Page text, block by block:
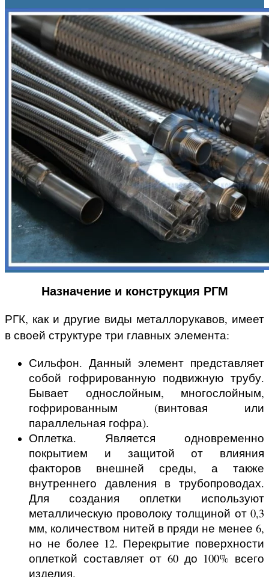
Назначение и конструкция РГМ
РГК, как и другие виды металлорукавов, имеет
в своей структуре три главных элемента:
Сильфон. Данный элемент представляет
собой гофрированную подвижную трубу.
Бывает однослойным, многослойным,
гофрированным (винтовая или
параллельная гофра).
Оплетка. Является одновременно
покрытием и защитой от влияния
факторов внешней среды, а также
внутреннего давления в трубопроводах.
Для создания оплетки используют
металлическую проволоку толщиной от 0,3
мм, количеством нитей в пряди не менее 6,
но не более 12. Перекрытие поверхности
оплеткой составляет от 60 до 100% всего
изделия.